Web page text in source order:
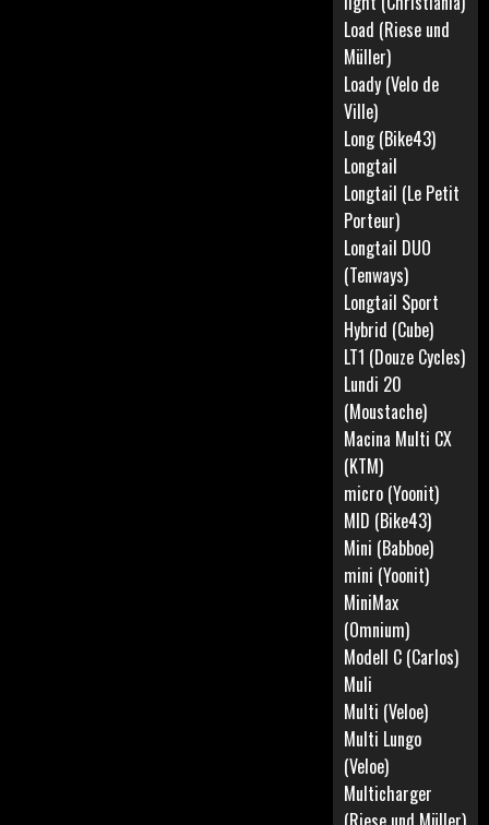
Load (Riese und
Müller)
Loady (Velo de
Ville)
Long (Bike43)
Longtail
Longtail (Le Petit
Porteur)
Longtail DUO
(Tenways)
Longtail Sport
Hybrid (Cube)
LT1 (Douze Cycles)
Lundi 20
(Moustache)
Macina Multi CX
(KTM)
micro (Yoonit)
MID (Bike43)
Mini (Babboe)
mini (Yoonit)
MiniMax
(Omnium)
Modell C (Carlos)
Muli
Multi (Veloe)
Multi Lungo
(Veloe)
Multicharger